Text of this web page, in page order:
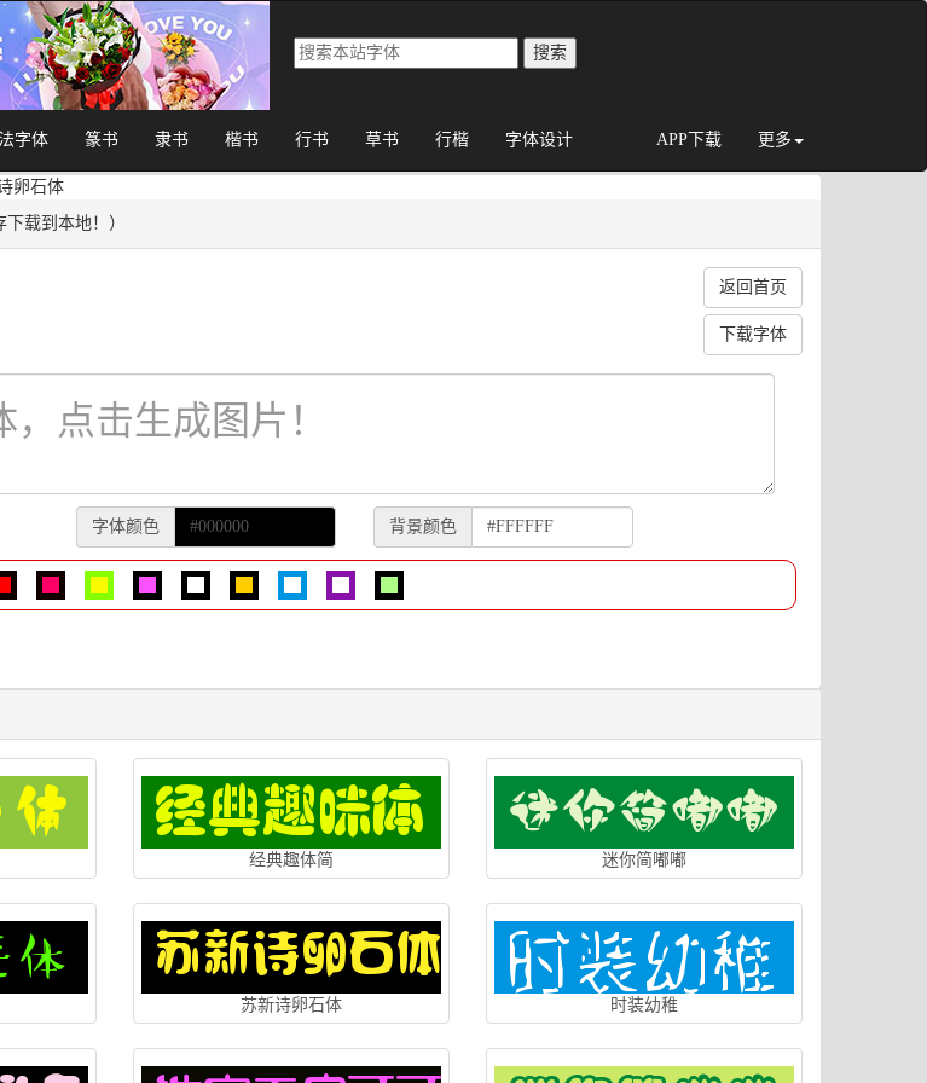
字体 篆书 隶书 楷书 行书 草书 行楷 字体设计 APP下载 更多
卵石体
载到本地！）
返回首页
下载字体
字体颜色 背景颜色
经典趣体简 迷你简嘟嘟
苏新诗卵石体 时装幼稚